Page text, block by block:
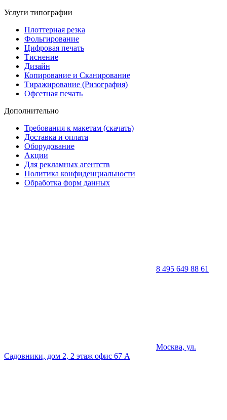
Услуги типографии
Плоттерная резка
Фольгирование
Цифровая печать
Тиснение
Дизайн
Копирование и Сканирование
Тиражирование (Ризография)
Офсетная печать
Дополнительно
Требования к макетам (скачать)
Доставка и оплата
Оборудование
Акции
Для рекламных агентств
Политика конфиденциальности
Обработка форм данных
8 495 649 88 61
Москва, ул.
Садовники, дом 2, 2 этаж офис 67 А